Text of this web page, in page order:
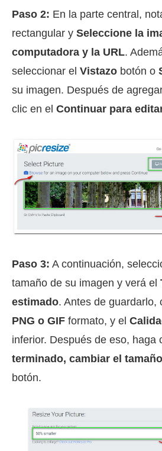
Paso 2: En la parte central,
rectangular y Seleccione la
computadora y la URL.
seleccionar el Vistazo botón o
su imagen. Después de
clic en el Continuar para
Paso 3: A continuación,
tamaño de su imagen y verá el
estimado. Antes de guardarlo,
PNG o GIF formato, y el
inferior. Después de eso, haga
terminado, cambiar el
botón.